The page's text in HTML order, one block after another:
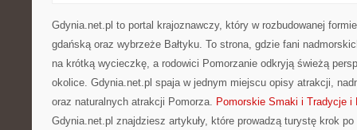
Gdynia.net.pl to portal krajoznawczy, który w rozbudowanej
gdańską oraz wybrzeże Bałtyku. To strona, gdzie fani
na krótką wycieczkę, a rodowici Pomorzanie odkryją świeżą
okolice. Gdynia.net.pl spaja w jednym miejscu opisy atrakcji,
oraz naturalnych atrakcji Pomorza. Pomorskie Smaki i Tradycje i
Gdynia.net.pl znajdziesz artykuły, które prowadzą turystę krok